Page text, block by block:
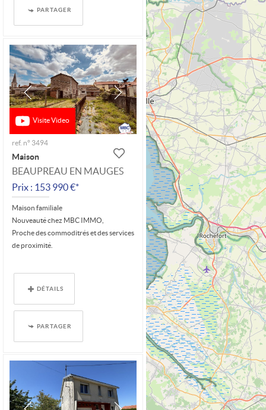
PARTAGER
Visite Video
ref. n° 3494
Maison
BEAUPREAU EN MAUGES
Prix : 153 990 €*
Maison familiale
Nouveauté chez MBC IMMO,
Proche des commoditrés et des services
de proximité.
DÉTAILS
PARTAGER